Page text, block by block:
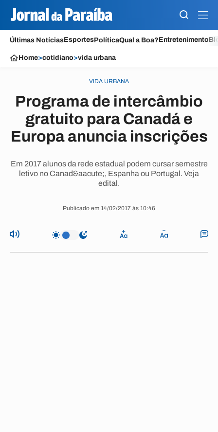
Últimas NotíciasEsportesPolíticaQual a Boa?Entretenimento
Home>cotidiano>vida urbana
VIDA URBANA
Programa de intercâmbio
gratuito para Canadá e
Europa anuncia inscrições
Em 2017 alunos da rede estadual podem cursar semestre
letivo no Canad&aacute;, Espanha ou Portugal. Veja
edital.
Publicado em 14/02/2017 às 10:46